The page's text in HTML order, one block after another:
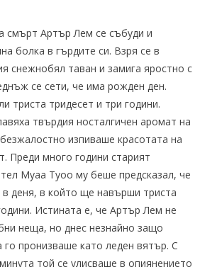
смърт Артър Лем се събуди и
болка в гърдите си. Взря се в
снежнобял таван и замига яростно с
се сети, че има рожден ден.
триста тридесет и три години.
твърдия носталгичен аромат на
изпиваше красотата на
Преди много години старият
Муаа Туоо му беше предсказал, че
деня, в който ще навърши триста
Истината е, че Артър Лем не
неща, но днес незнайно защо
го пронизваше като леден вятър. С
той се улисваше в опиянението